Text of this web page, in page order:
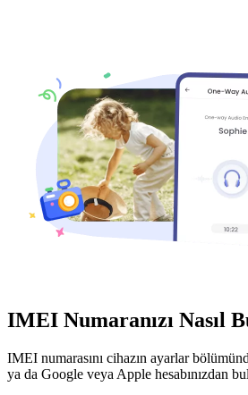
IMEI Numaranızı Nasıl
IMEI numarasını cihazın ayarlar
ya da Google veya Apple hesabınızdan